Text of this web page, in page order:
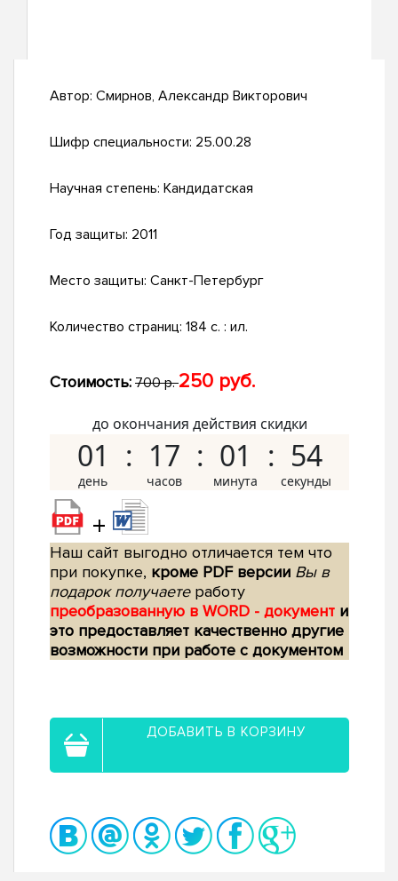
Автор: Смирнов, Александр Викторович
Шифр специальности: 25.00.28
Научная степень: Кандидатская
Год защиты: 2011
Место защиты: Санкт-Петербург
Количество страниц: 184 с. : ил.
Стоимость: 700 р.250 руб.
до окончания действия скидки
01 17 01 53
+
Наш сайт выгодно отличается тем что
при покупке, кроме PDF версии Вы в
подарок получаетеработу
преобразованную в WORD - документ и
это предоставляет качественно другие
возможности при работе с документом
ДОБАВИТЬ В КОРЗИНУ